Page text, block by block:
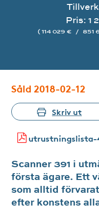
Pris: 1
( 114 029 € / 851
Såld 2018-02-12
Skriv ut
utrustningslista-
Scanner 391 i
första ägare. Ett
som alltid
efter konstens